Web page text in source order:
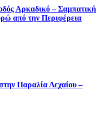
Αρκαδικό – Σαμπατική
από την Περιφέρεια
Παραλία Λεχαίου –